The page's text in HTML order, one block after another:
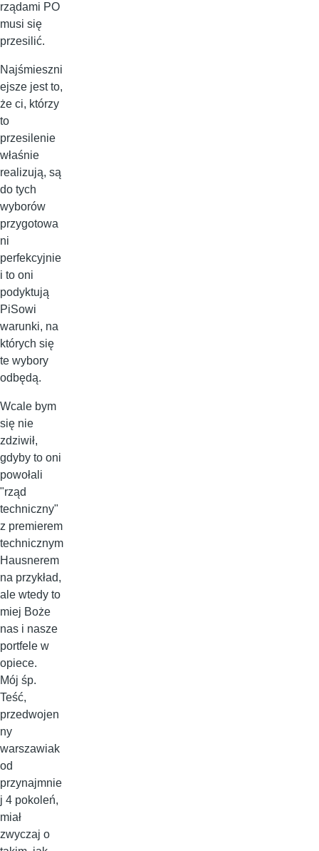
rządami PO
musi się
przesilić.
Najśmieszni
ejsze jest to,
że ci, którzy
to
przesilenie
właśnie
realizują, są
do tych
wyborów
przygotowa
ni
perfekcyjnie
i to oni
podyktują
PiSowi
warunki, na
których się
te wybory
odbędą.
Wcale bym
się nie
zdziwił,
gdyby to oni
powołali
"rząd
techniczny"
z premierem
technicznym
Hausnerem
na przykład,
ale wtedy to
miej Boże
nas i nasze
portfele w
opiece.
Mój śp.
Teść,
przedwojen
ny
warszawiak
od
przynajmnie
j 4 pokoleń,
miał
zwyczaj o